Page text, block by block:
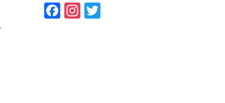
Facebook
Instagram
Twitter